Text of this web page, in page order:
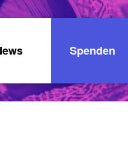
Spenden